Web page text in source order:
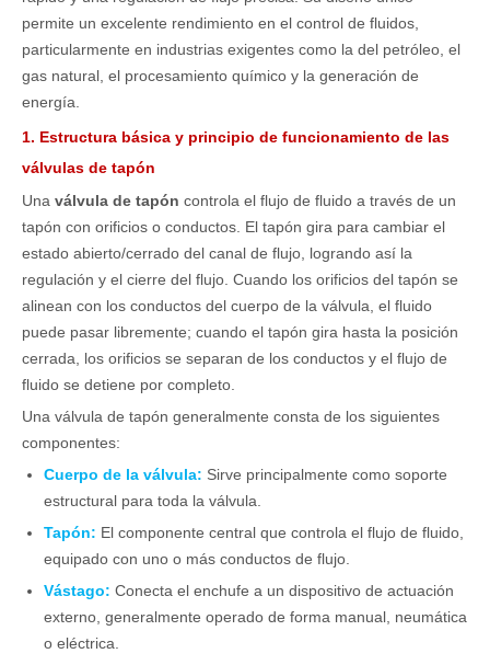
permite un excelente rendimiento en el control de fluidos,
particularmente en industrias exigentes como la del petróleo, el
gas natural, el procesamiento químico y la generación de
energía.
1. Estructura básica y principio de funcionamiento de las
válvulas de tapón
Una válvula de tapón controla el flujo de fluido a través de un
tapón con orificios o conductos. El tapón gira para cambiar el
estado abierto/cerrado del canal de flujo, logrando así la
regulación y el cierre del flujo. Cuando los orificios del tapón se
alinean con los conductos del cuerpo de la válvula, el fluido
puede pasar libremente; cuando el tapón gira hasta la posición
cerrada, los orificios se separan de los conductos y el flujo de
fluido se detiene por completo.
Una válvula de tapón generalmente consta de los siguientes
componentes:
Cuerpo de la válvula: Sirve principalmente como soporte
estructural para toda la válvula.
Tapón: El componente central que controla el flujo de fluido,
equipado con uno o más conductos de flujo.
Vástago: Conecta el enchufe a un dispositivo de actuación
externo, generalmente operado de forma manual, neumática
o eléctrica.